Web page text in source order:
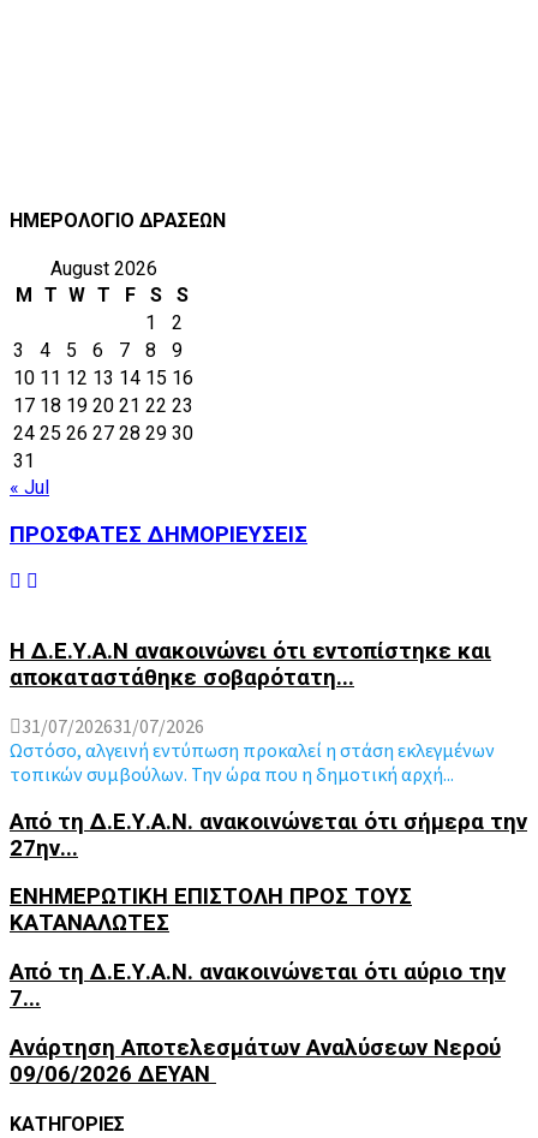
ΗΜΕΡΟΛΟΓΙΟ ΔΡΑΣΕΩΝ
August 2026
M T W T F S
S
1
2
3
4 5 6 7 8
9
10 11 12 13 14 15 16
17 18 19 20 21 22 23
24 25 26 27 28 29 30
31
« Jul
ΠΡΟΣΦΑΤΕΣ ΔΗΜΟΡΙΕΥΣΕΙΣ
Η Δ.Ε.Υ.Α.Ν ανακοινώνει ότι εντοπίστηκε και
αποκαταστάθηκε σοβαρότατη...
31/07/202631/07/2026
Ωστόσο, αλγεινή εντύπωση προκαλεί η στάση εκλεγμένων
τοπικών συμβούλων. Την ώρα που η δημοτική αρχή...
Από τη Δ.Ε.Υ.Α.Ν. ανακοινώνεται ότι σήμερα την
27ην...
ΕΝΗΜΕΡΩΤΙΚΗ ΕΠΙΣΤΟΛΗ ΠΡΟΣ ΤΟΥΣ
ΚΑΤΑΝΑΛΩΤΕΣ
Από τη Δ.Ε.Υ.Α.Ν. ανακοινώνεται ότι αύριο την
7...
Ανάρτηση Αποτελεσμάτων Αναλύσεων Νερού
09/06/2026 ΔΕΥΑΝ
ΚΑΤΗΓΟΡΙΕΣ